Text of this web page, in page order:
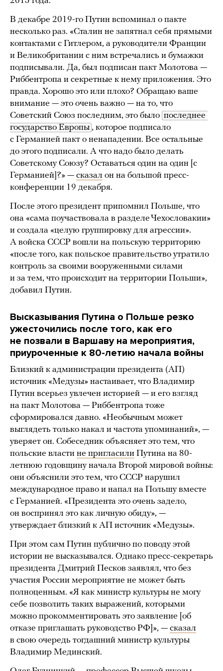
В декабре 2019-го Путин вспоминал о пакте
несколько раз. «Сталин не запятнал себя прямыми
контактами с Гитлером, а руководители Франции
и Великобритании с ним встречались и бумажки
подписывали. Да, был подписан пакт Молотова —
Риббентропа и секретные к нему приложения. Это
правда. Хорошо это или плохо? Обращаю ваше
внимание — это очень важно — на то, что
Советский Союз последним, это было последнее
государство Европы , которое подписало
с Германией пакт о ненападении. Все остальные
до этого подписали. А что надо было делать
Советскому Союзу? Оставаться один на один [с
Германией]?» — сказал он на большой пресс-
конференции 19 декабря.
После этого президент припомнил Польше, что
она «сама поучаствовала в разделе Чехословакии»
и создала «целую группировку для агрессии».
А войска СССР вошли на польскую территорию
«после того, как польское правительство утратило
контроль за своими вооруженными силами
и за тем, что происходит на территории Польши»,
добавил Путин.
Высказывания Путина о Польше резко
ужесточились после того, как его
не позвали в Варшаву на мероприятия,
приуроченные к 80-летию начала войны
Близкий к администрации президента (АП)
источник «Медузы» настаивает, что Владимир
Путин всерьез увлечен историей — и его взгляд
на пакт Молотова — Риббентропа тоже
сформировался давно. «Необычным может
выглядеть только накал и частота упоминаний», —
уверяет он. Собеседник объясняет это тем, что
польские власти не пригласили Путина на 80-
летнюю годовщину начала Второй мировой войны:
они объяснили это тем, что СССР нарушил
международное право и напал на Польшу вместе
с Германией. «Президента это очень задело,
он воспринял это как личную обиду», —
утверждает близкий к АП источник «Медузы».
При этом сам Путин публично по поводу этой
истории не высказывался. Однако пресс-секретарь
президента Дмитрий Песков заявлял, что без
участия России мероприятие не может быть
полноценным. «Я как министр культуры не могу
себе позволить таких выражений, которыми
можно прокомментировать это заявление [об
отказе приглашать руководство РФ]», — сказал
в свою очередь тогдашний министр культуры
Владимир Мединский.